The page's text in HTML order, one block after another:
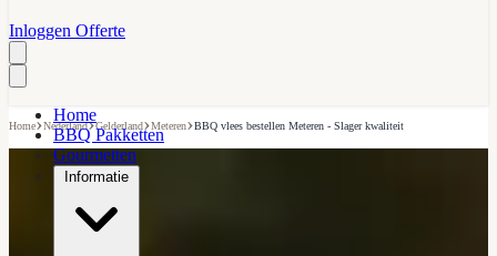
Inloggen Offerte
Home
BBQ Pakketten
Gourmetten
Informatie
Home›Nederland›Gelderland›Meteren›BBQ vlees bestellen Meteren - Slager kwaliteit